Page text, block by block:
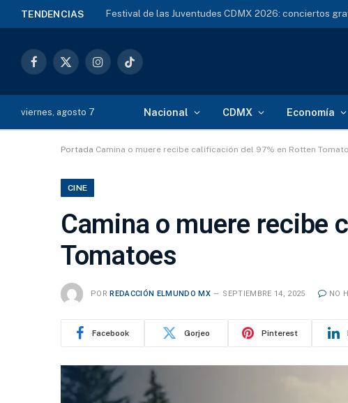
TENDENCIAS
Facebook
X
InstagramTikTok
viernes, agosto 7 Nacional CDMX Economía
Portada Camina o muere recibe calificación del 97% en Rotten
CINE
Camina o muere recibe
Tomatoes
POR REDACCIÓN ELMUNDO MX SEPTIEMBRE 14, 2025 NO
Facebook Gorjeo Pinterest